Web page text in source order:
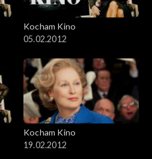
Kocham Kino
05.02.2012
Kocham Kino
19.02.2012